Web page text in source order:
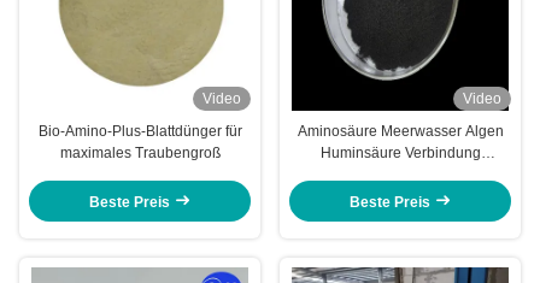
Video
Bio-Amino-Plus-Blattdünger für
maximales Traubengroß
Beste Preis
Video
Aminosäure Meerwasser Algen
Huminsäure Verbindung
landwirtschaftliche Anwendungen
Beste Preis